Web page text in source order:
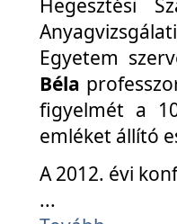
Egyetem
Béla
figyelmét a
emléket állító
A 2012. évi
...